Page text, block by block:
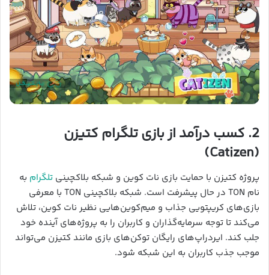
2. کسب درآمد از بازی تلگرام کتیزن
(Catizen)
پروژه کتیزن با حمایت بازی نات کوین و شبکه بلاکچینی تلگرام به
نام TON در حال پیشرفت است. شبکه بلاکچینی TON با معرفی
بازی‌های کریپتویی جذاب و میم‌کوین‌هایی نظیر نات کوین، تلاش
می‌کند تا توجه سرمایه‌گذاران و کاربران را به پروژه‌های آینده خود
جلب کند. ایردراپ‌های رایگان توکن‌های بازی مانند کتیزن می‌تواند
موجب جذب کاربران به این شبکه شود.